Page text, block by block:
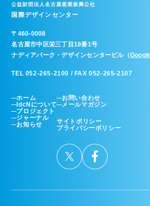
公益財団法人名古屋産業振興公社
国際デザインセンター
〒 460-0008
名古屋市中区栄三丁目18番1号
ナディアパーク・デザインセンタービル（
TEL 052-265-2100 / FAX 052-265-2107
ホーム
IdcNについて
プロジェクト
ジャーナル
お知らせ
お問い合わせ
メールマガジン
サイトポリシー
プライバシーポリシー